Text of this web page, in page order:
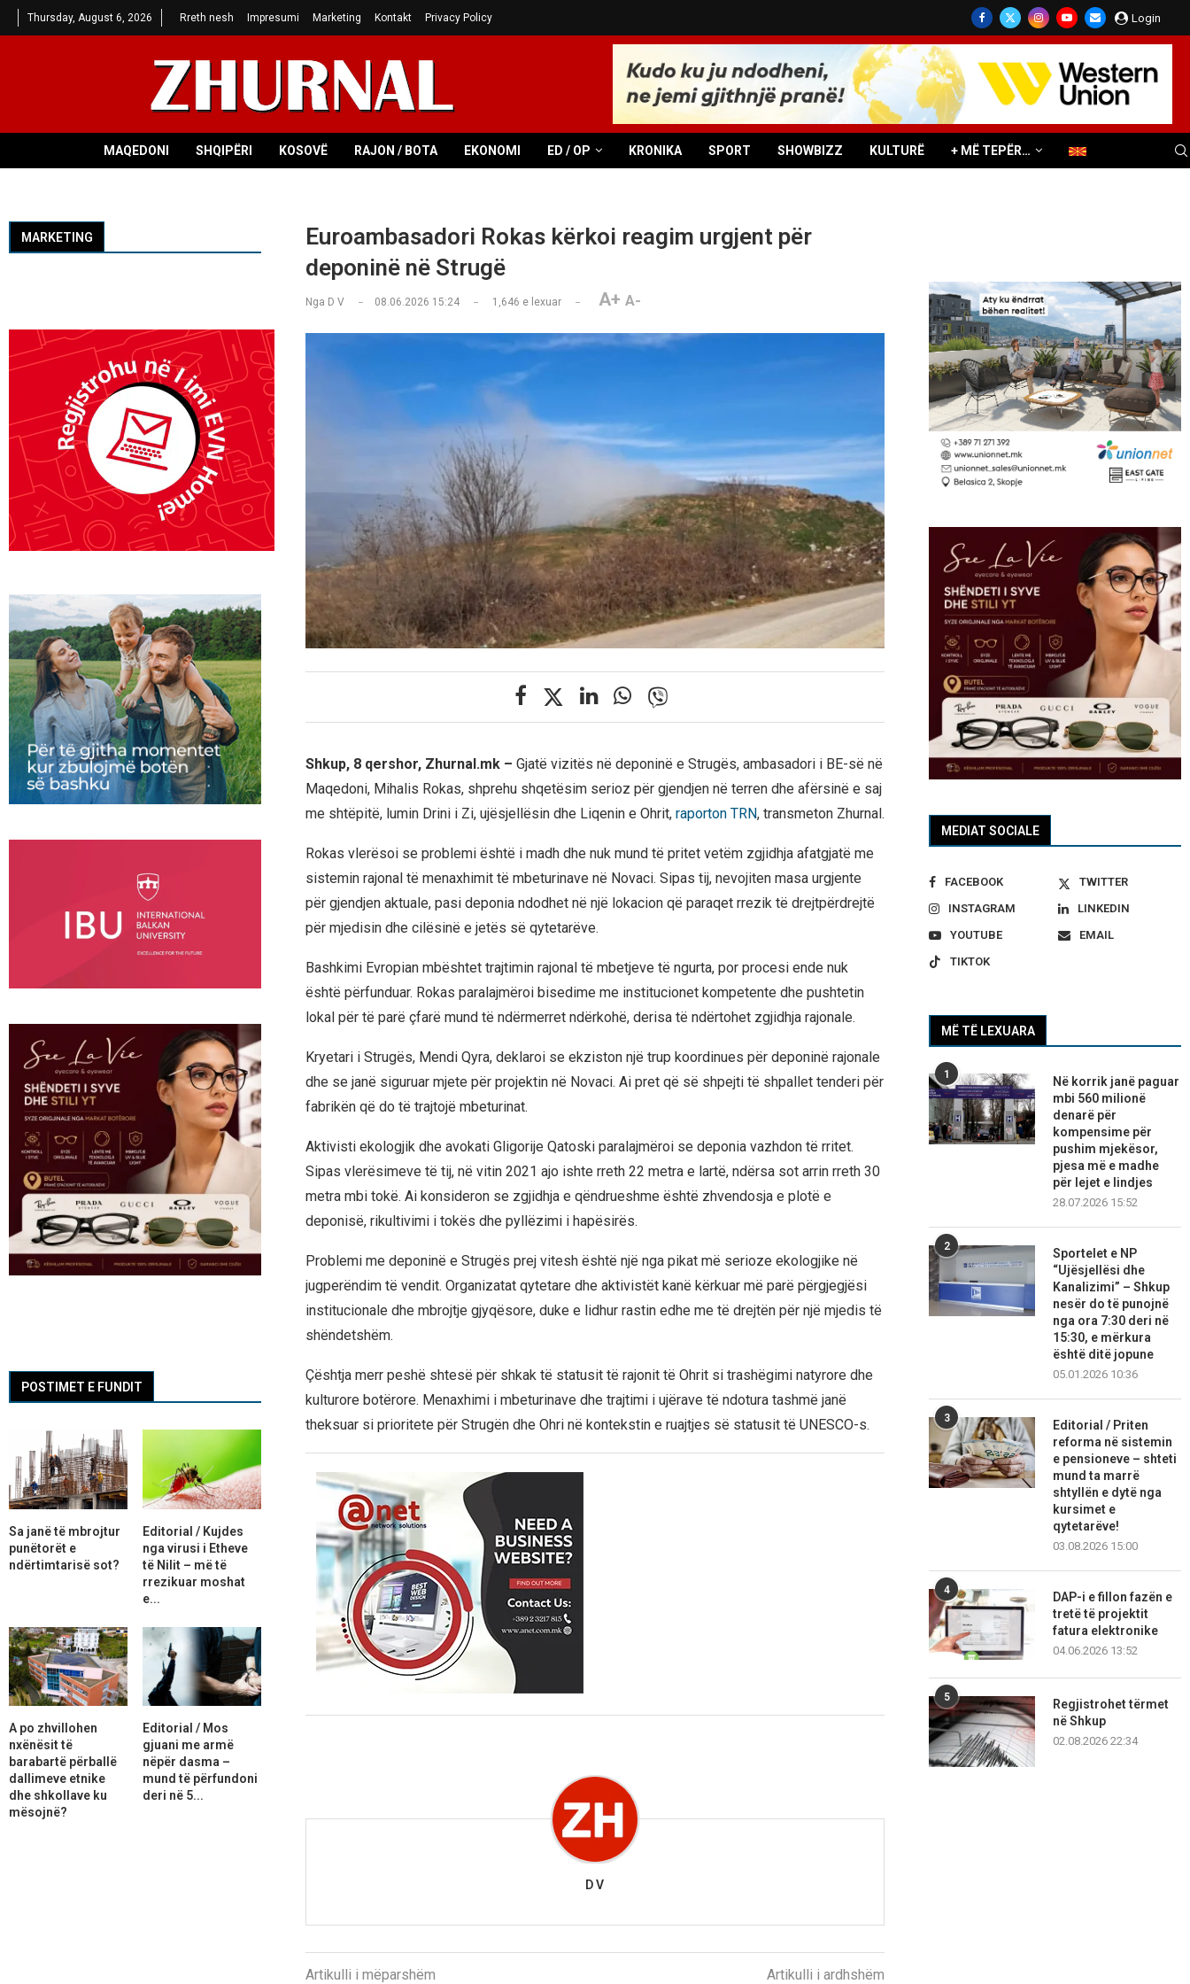
Thursday, August 6, 2026 Rreth nesh Impresumi Marketing Kontakt Privacy Policy Login
MAQEDONI SHQIPËRI KOSOVË RAJON / BOTA EKONOMI ED / OP KRONIKA SPORT SHOWBIZZ KULTURË + MË TEPËR…
Euroambasadori Rokas kërkoi reagim urgjent për
deponinë në Strugë
Nga D V 08.06.2026 15:24 1,646 e lexuar A+ A-
Shkup, 8 qershor, Zhurnal.mk – Gjatë vizitës në deponinë e Strugës, ambasadori i BE-së në
Maqedoni, Mihalis Rokas, shprehu shqetësim serioz për gjendjen në terren dhe afërsinë e saj
me shtëpitë, lumin Drini i Zi, ujësjellësin dhe Liqenin e Ohrit, raporton TRN, transmeton Zhurnal.
Rokas vlerësoi se problemi është i madh dhe nuk mund të pritet vetëm zgjidhja afatgjatë me
sistemin rajonal të menaxhimit të mbeturinave në Novaci. Sipas tij, nevojiten masa urgjente
për gjendjen aktuale, pasi deponia ndodhet në një lokacion që paraqet rrezik të drejtpërdrejtë
për mjedisin dhe cilësinë e jetës së qytetarëve.
Bashkimi Evropian mbështet trajtimin rajonal të mbetjeve të ngurta, por procesi ende nuk
është përfunduar. Rokas paralajmëroi bisedime me institucionet kompetente dhe pushtetin
lokal për të parë çfarë mund të ndërmerret ndërkohë, derisa të ndërtohet zgjidhja rajonale.
Kryetari i Strugës, Mendi Qyra, deklaroi se ekziston një trup koordinues për deponinë rajonale
dhe se janë siguruar mjete për projektin në Novaci. Ai pret që së shpejti të shpallet tenderi për
fabrikën që do të trajtojë mbeturinat.
Aktivisti ekologjik dhe avokati Gligorije Qatoski paralajmëroi se deponia vazhdon të rritet.
Sipas vlerësimeve të tij, në vitin 2021 ajo ishte rreth 22 metra e lartë, ndërsa sot arrin rreth 30
metra mbi tokë. Ai konsideron se zgjidhja e qëndrueshme është zhvendosja e plotë e
deponisë, rikultivimi i tokës dhe pyllëzimi i hapësirës.
Problemi me deponinë e Strugës prej vitesh është një nga pikat më serioze ekologjike në
jugperëndim të vendit. Organizatat qytetare dhe aktivistët kanë kërkuar më parë përgjegjësi
institucionale dhe mbrojtje gjyqësore, duke e lidhur rastin edhe me të drejtën për një mjedis të
shëndetshëm.
Çështja merr peshë shtesë për shkak të statusit të rajonit të Ohrit si trashëgimi natyrore dhe
kulturore botërore. Menaxhimi i mbeturinave dhe trajtimi i ujërave të ndotura tashmë janë
theksuar si prioritete për Strugën dhe Ohri në kontekstin e ruajtjes së statusit të UNESCO-s.
D V
Artikulli i mëparshëm Artikulli i ardhshëm
MEDIAT SOCIALE
FACEBOOK
TWITTER
INSTAGRAM
LINKEDIN
YOUTUBE
EMAIL
TIKTOK
MË TË LEXUARA
1
Në korrik janë paguar
mbi 560 milionë
denarë për
kompensime për
pushim mjekësor,
pjesa më e madhe
për lejet e lindjes
28.07.2026 15:52
2
Sportelet e NP
“Ujësjellësi dhe
Kanalizimi” – Shkup
nesër do të punojnë
nga ora 7:30 deri në
15:30, e mërkura
është ditë jopune
05.01.2026 10:36
3
Editorial / Priten
reforma në sistemin
e pensioneve – shteti
mund ta marrë
shtyllën e dytë nga
kursimet e
qytetarëve!
03.08.2026 15:00
4
DAP-i e fillon fazën e
tretë të projektit
fatura elektronike
04.06.2026 13:52
5
Regjistrohet tërmet
në Shkup
02.08.2026 22:34
MARKETING
POSTIMET E FUNDIT
Sa janë të mbrojtur
punëtorët e
ndërtimtarisë sot?
Editorial / Kujdes
nga virusi i Etheve
të Nilit – më të
rrezikuar moshat
e...
A po zhvillohen
nxënësit të
barabartë përballë
dallimeve etnike
dhe shkollave ku
mësojnë?
Editorial / Mos
gjuani me armë
nëpër dasma –
mund të përfundoni
deri në 5...